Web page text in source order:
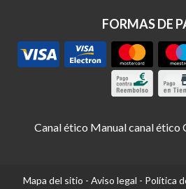
FORMAS DE
Canal ético Manual canal ético
Mapa del sitio - Aviso legal - Política